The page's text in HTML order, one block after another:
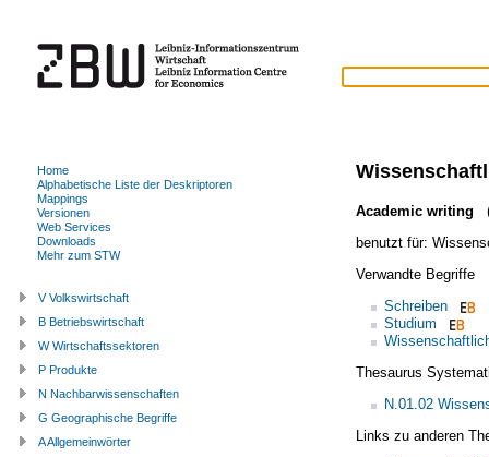
Academic writing
benutzt für:
Verwandte Begriffe
Schreiben
Studium
Thesaurus
N.01.02
Links zu anderen
Home
Alphabetische Liste der Deskriptoren
Mappings
Versionen
Web Services
Downloads
Mehr zum STW
V Volkswirtschaft
B Betriebswirtschaft
W Wirtschaftssektoren
P Produkte
N Nachbarwissenschaften
G Geographische Begriffe
A Allgemeinwörter